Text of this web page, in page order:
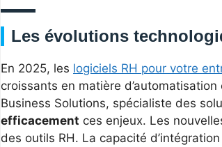
Les évolutions
En 2025, les logiciels RH pour votre
croissants en matière
Business Solutions, spécialiste des
efficacement ces enjeux. Les
des outils RH. La capacité